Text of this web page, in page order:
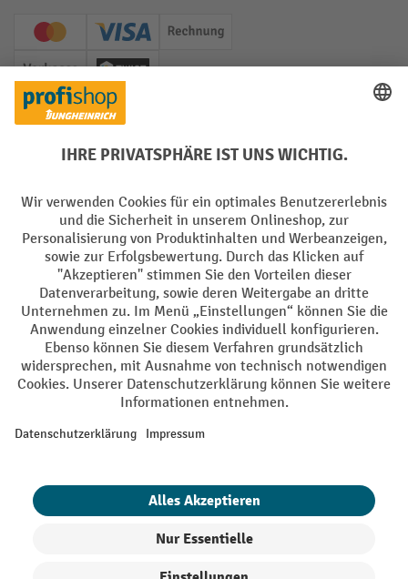
Creditcard (Master)Creditcard (Visa)
Rechnung
Vorkasse Twint
Sprachen
DE FR
AGB Impressum Datenschutz Privacy Settings
Alle Preise exkl. gesetzl. Mehrwertsteuer zzgl.Versandkosten und ggf.
Nachnahmegebühren, wenn nicht anders angegeben.
¹ Der Rabatt gilt so lange der Vorrat reicht. Der Rabatt gilt nicht auf
Erstregistrierung für den Newsletter gewährt. Der Gutschein ist 10
Tage gültig und kann ab einem Netto-Bestellwert von 250.- CHF online
eingelöst werden. Die Höhe des Rabatts variiert je nach
Arbeitsschutz | 5% auf Werkstatt, Betrieb, Transport, Stapeln und